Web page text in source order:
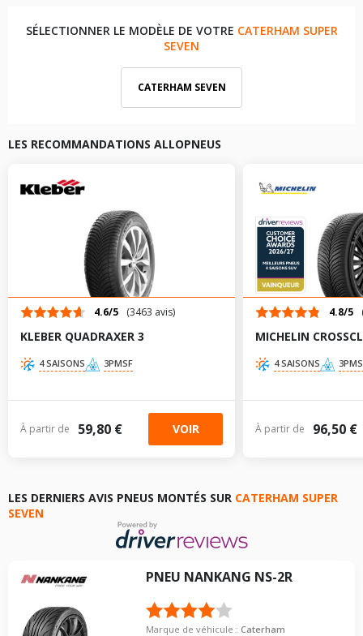
SÉLECTIONNER LE MODÈLE DE VOTRE CATERHAM SUPER
SEVEN
CATERHAM SEVEN
LES RECOMMANDATIONS ALLOPNEUS
4.6/5 (3463 avis)
KLEBER QUADRAXER 3
4 SAISONS 3PMSF
À partir de 59,80 € VOIR
4.8/5
MICHELIN
4 SAISONS
À partir de 96,50 €
LES DERNIERS AVIS PNEUS MONTÉS SUR CATERHAM SUPER
SEVEN
PNEU NANKANG NS-2R
Marque de véhicule : Caterham